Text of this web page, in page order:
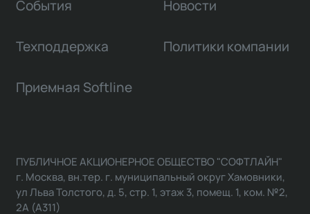
События Новости
Техподдержка Политики компании
Приемная Softline
ПУБЛИЧНОЕ АКЦИОНЕРНОЕ ОБЩЕСТВО "СОФТЛАЙН"
г. Москва, вн.тер. г. муниципальный округ Хамовники,
ул Льва Толстого, д. 5, стр. 1, этаж 3, помещ. 1, ком. №2,
2А (А311)